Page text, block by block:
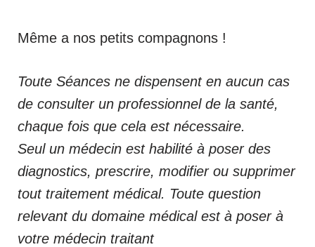
Même a nos petits compagnons !
Toute Séances ne dispensent en aucun cas
de consulter un professionnel de la santé,
chaque fois que cela est nécessaire.
Seul un médecin est habilité à poser des
diagnostics, prescrire, modifier ou supprimer
tout traitement médical. Toute question
relevant du domaine médical est à poser à
votre médecin traitant